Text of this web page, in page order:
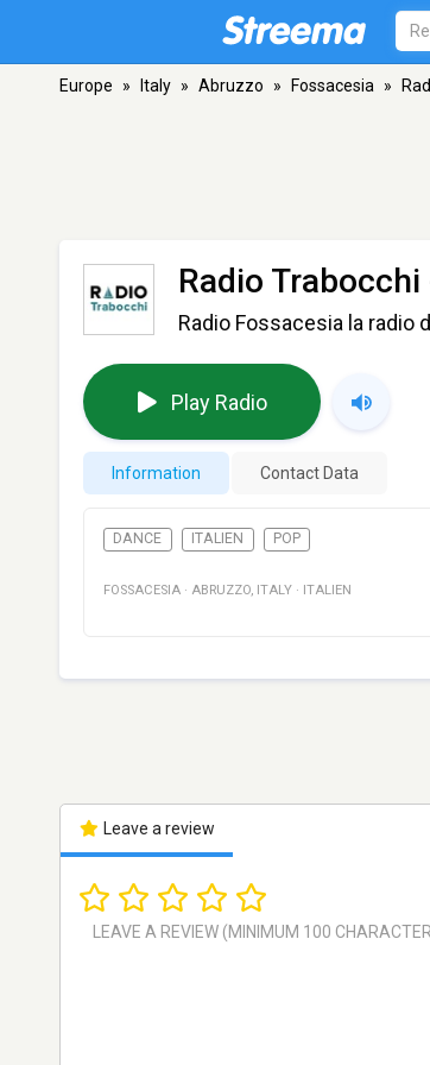
Europe » Italy » Abruzzo » Fossacesia »
Radio Trabocchi
Radio Fossacesia la radio
Play Radio
Information Contact Data
DANCE ITALIEN POP
FOSSACESIA · ABRUZZO, ITALY · ITALIEN
Leave a review